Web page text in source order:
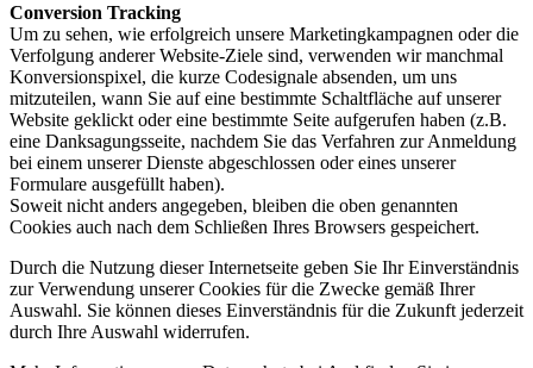
Conversion Tracking
Um zu sehen, wie erfolgreich unsere Marketingkampagnen oder die
Verfolgung anderer Website-Ziele sind, verwenden wir manchmal
Konversionspixel, die kurze Codesignale absenden, um uns
mitzuteilen, wann Sie auf eine bestimmte Schaltfläche auf unserer
Website geklickt oder eine bestimmte Seite aufgerufen haben (z.B.
eine Danksagungsseite, nachdem Sie das Verfahren zur Anmeldung
bei einem unserer Dienste abgeschlossen oder eines unserer
Formulare ausgefüllt haben).
Soweit nicht anders angegeben, bleiben die oben genannten
Cookies auch nach dem Schließen Ihres Browsers gespeichert.
Durch die Nutzung dieser Internetseite geben Sie Ihr Einverständnis
zur Verwendung unserer Cookies für die Zwecke gemäß Ihrer
Auswahl. Sie können dieses Einverständnis für die Zukunft jederzeit
durch Ihre Auswahl widerrufen.